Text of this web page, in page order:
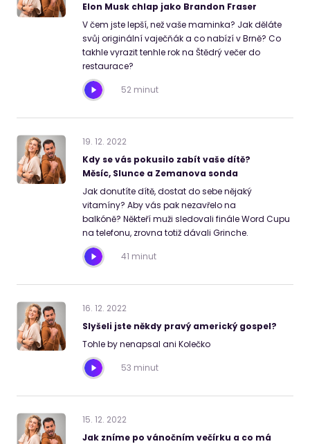
Elon Musk chlap jako Brandon Fraser
V čem jste lepší, než vaše maminka? Jak děláte
svůj originální vaječňák a co nabízí v Brně? Co
takhle vyrazit tenhle rok na Štědrý večer do
restaurace?
52 minut
19. 12. 2022
Kdy se vás pokusilo zabít vaše dítě?
Měsíc, Slunce a Zemanova sonda
Jak donutíte dítě, dostat do sebe nějaký
vitamíny? Aby vás pak nezavřelo na
balkóně? Někteří muži sledovali finále Word Cupu
na telefonu, zrovna totiž dávali Grinche.
41 minut
16. 12. 2022
Slyšeli jste někdy pravý americký gospel?
Tohle by nenapsal ani Kolečko
53 minut
15. 12. 2022
Jak zníme po vánočním večírku a co má